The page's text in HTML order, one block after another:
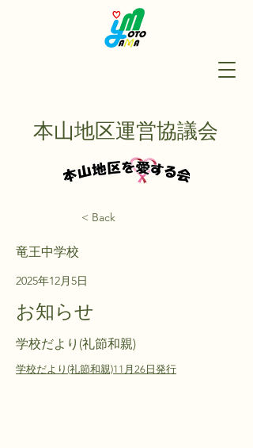
本山地区運営協議会
< Back
竜王中学校
2025年12月5日
お知らせ
学校だより(礼節和親)
学校だより(礼節和親)11月26日発行